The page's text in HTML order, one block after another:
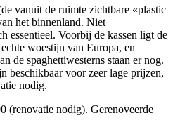
vanuit de ruimte zichtbare «plastic
het binnenland. Niet
essentieel. Voorbij de kassen ligt de
woestijn van Europa, en
de spaghettiwesterns staan er nog.
beschikbaar voor zeer lage prijzen,
nodig.
(renovatie nodig). Gerenoveerde